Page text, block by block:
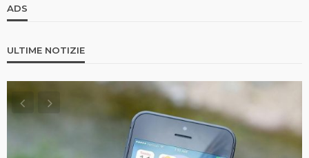
ADS
ULTIME NOTIZIE